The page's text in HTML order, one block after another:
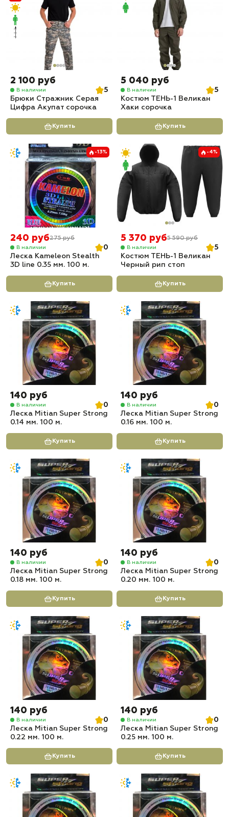
2 100 руб
В наличии
5
Брюки Стражник Серая
Цифра Акупат сорочка
Купить
5 040 руб
В наличии
5
Костюм ТЕНЬ-1 Великан
Хаки сорочка
Купить
-13%
240 руб275 руб
В наличии
0
Леска Kameleon Stealth
3D line 0.35 мм. 100 м.
Купить
-4%
5 370 руб5 590 руб
В наличии
5
Костюм ТЕНЬ-1 Великан
Черный рип стоп
Купить
140 руб
В наличии
0
Леска Mitian Super Strong
0.14 мм. 100 м.
Купить
140 руб
В наличии
0
Леска Mitian Super Strong
0.16 мм. 100 м.
Купить
140 руб
В наличии
0
Леска Mitian Super Strong
0.18 мм. 100 м.
Купить
140 руб
В наличии
0
Леска Mitian Super Strong
0.20 мм. 100 м.
Купить
140 руб
В наличии
0
Леска Mitian Super Strong
0.22 мм. 100 м.
Купить
140 руб
В наличии
0
Леска Mitian Super Strong
0.25 мм. 100 м.
Купить